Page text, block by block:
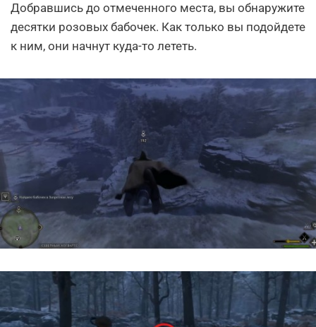
Добравшись до отмеченного места, вы обнаружите
десятки розовых бабочек. Как только вы подойдете
к ним, они начнут куда-то лететь.